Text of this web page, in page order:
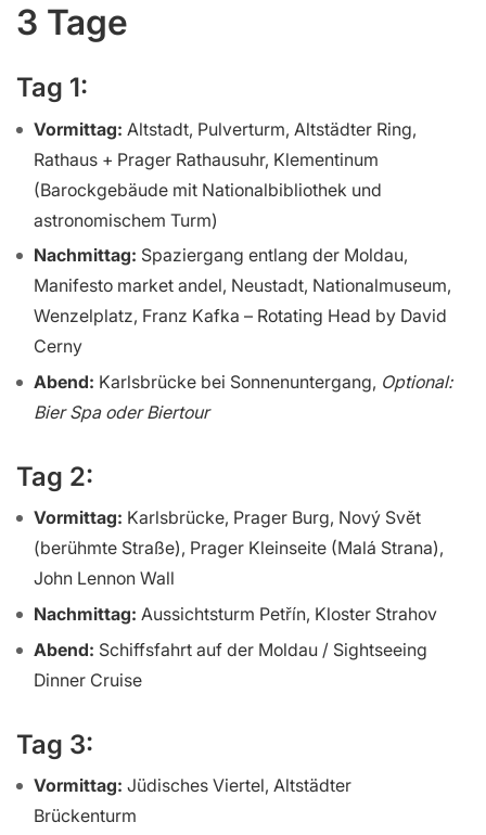
3 Tage
Tag 1:
Vormittag: Altstadt, Pulverturm, Altstädter Ring,
Rathaus + Prager Rathausuhr, Klementinum
(Barockgebäude mit Nationalbibliothek und
astronomischem Turm)
Nachmittag: Spaziergang entlang der Moldau,
Manifesto market andel, Neustadt, Nationalmuseum,
Wenzelplatz, Franz Kafka – Rotating Head by David
Cerny
Abend: Karlsbrücke bei Sonnenuntergang, Optional:
Bier Spa oder Biertour
Tag 2:
Vormittag: Karlsbrücke, Prager Burg, Nový Svět
(berühmte Straße), Prager Kleinseite (Malá Strana),
John Lennon Wall
Nachmittag: Aussichtsturm Petřín, Kloster Strahov
Abend: Schiffsfahrt auf der Moldau / Sightseeing
Dinner Cruise
Tag 3:
Vormittag: Jüdisches Viertel, Altstädter
Brückenturm